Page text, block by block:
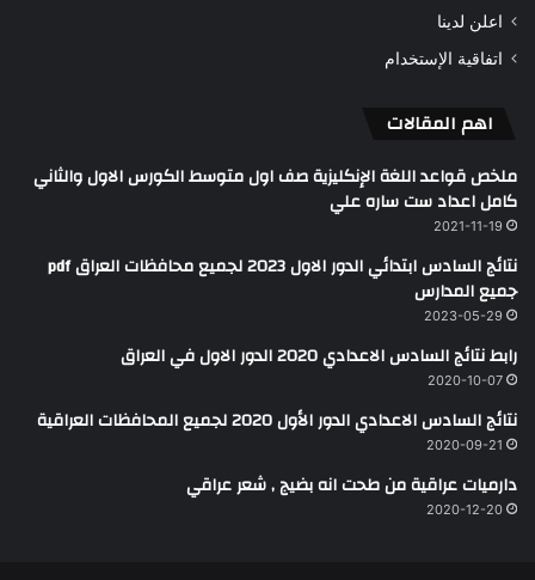
اعلن لدينا
اتفاقية الإستخدام
اهم المقالات
ملخص قواعد اللغة الإنكليزية صف اول متوسط الكورس الاول والثاني
كامل اعداد ست ساره علي
2021-11-19
نتائج السادس ابتدائي الدور الاول 2023 لجميع محافظات العراق pdf
جميع المدارس
2023-05-29
رابط نتائج السادس الاعدادي 2020 الدور الاول في العراق
2020-10-07
نتائج السادس الاعدادي الدور الأول 2020 لجميع المحافظات العراقية
2020-09-21
دارميات عراقية من طحت انه بضيج , شعر عراقي
2020-12-20